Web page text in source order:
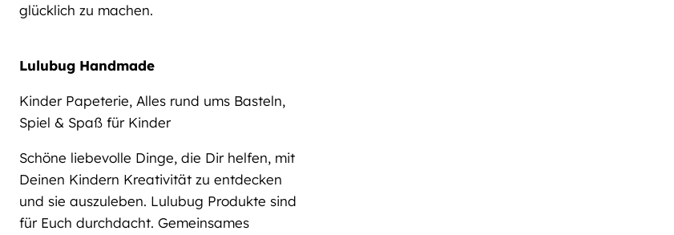
glücklich zu machen.
Lulubug Handmade
Kinder Papeterie, Alles rund ums Basteln,
Spiel & Spaß für Kinder
Schöne liebevolle Dinge, die Dir helfen, mit
Deinen Kindern Kreativität zu entdecken
und sie auszuleben. Lulubug Produkte sind
für Euch durchdacht. Gemeinsames